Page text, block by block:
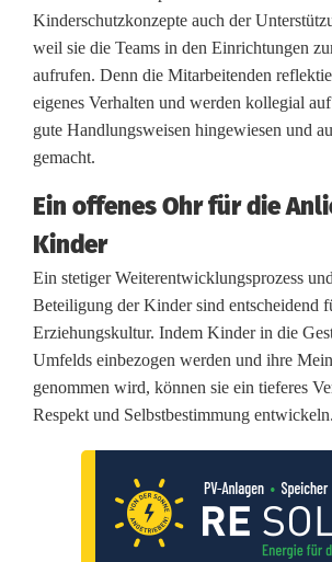
n
d
n
i
s
u
n
d
R
e
Kinderschutzkonzepte auch der
weil sie die Teams in den Einrichtungen
aufrufen. Denn die Mitarbeitenden
eigenes Verhalten und werden kollegial
gute Handlungsweisen hingewiesen und
gemacht.
Ein offenes Ohr für die
Kinder
Ein stetiger Weiterentwicklungsprozess
Beteiligung der Kinder sind entscheidend
Erziehungskultur. Indem Kinder in die
Umfelds einbezogen werden und ihre
genommen wird, können sie ein tieferes
Respekt und Selbstbestimmung entwickeln.